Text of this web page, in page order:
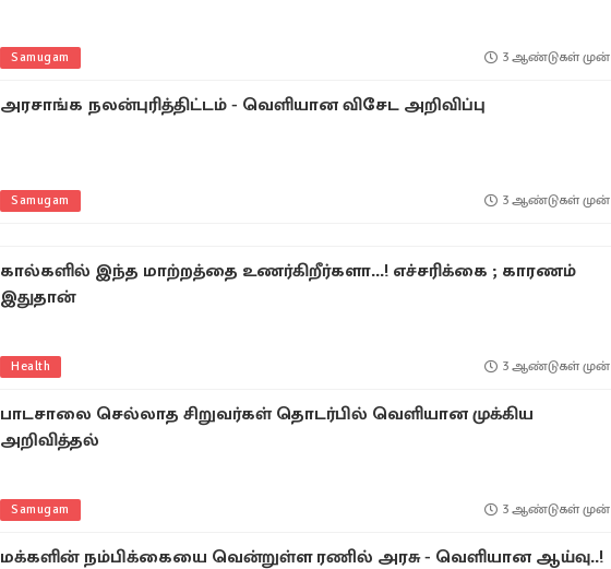
Samugam 3 ஆண்டுகள் முன்
அரசாங்க நலன்புரித்திட்டம் - வெளியான விசேட அறிவிப்பு
Samugam 3 ஆண்டுகள் முன்
கால்களில் இந்த மாற்றத்தை உணர்கிறீர்களா...! எச்சரிக்கை ; காரணம்
இதுதான்
Health 3 ஆண்டுகள் முன்
பாடசாலை செல்லாத சிறுவர்கள் தொடர்பில் வெளியான முக்கிய
அறிவித்தல்
Samugam 3 ஆண்டுகள் முன்
மக்களின் நம்பிக்கையை வென்றுள்ள ரணில் அரசு - வெளியான ஆய்வு..!